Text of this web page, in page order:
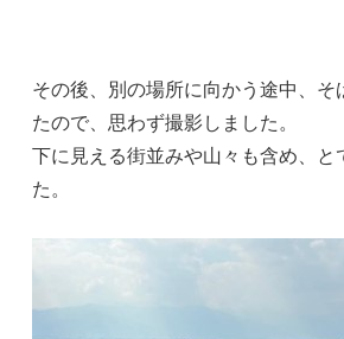
その後、別の場所に向かう途中、そ
たので、思わず撮影しました。
下に見える街並みや山々も含め、と
た。